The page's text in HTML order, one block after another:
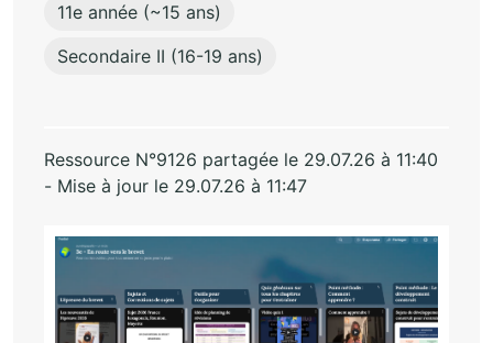
11e année (~15 ans)
Secondaire II (16-19 ans)
Ressource N°9126 partagée le 29.07.26 à 11:40
- Mise à jour le 29.07.26 à 11:47